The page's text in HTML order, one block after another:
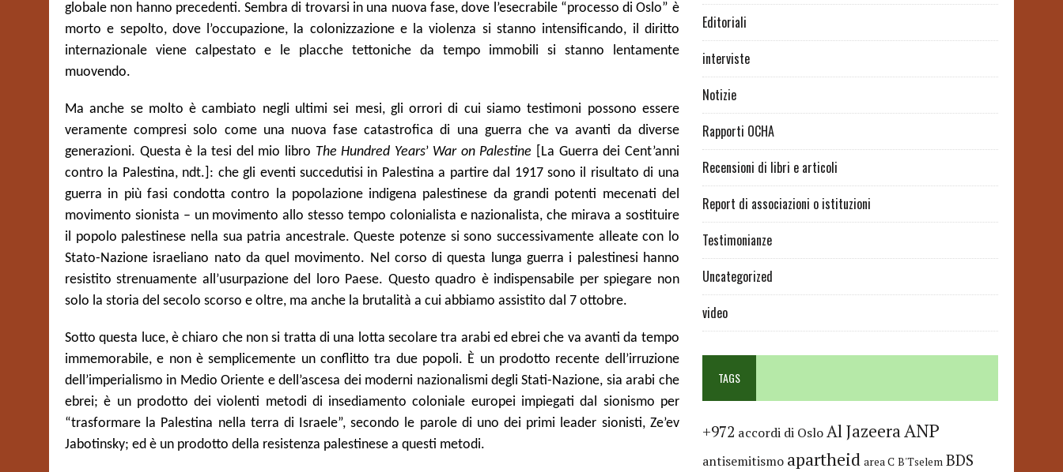
globale non hanno precedenti. Sembra di trovarsi in una nuova fase, dove l’esecrabile “processo di Oslo” è
morto e sepolto, dove l’occupazione, la colonizzazione e la violenza si stanno intensificando, il diritto
internazionale viene calpestato e le placche tettoniche da tempo immobili si stanno lentamente
muovendo.
Ma anche se molto è cambiato negli ultimi sei mesi, gli orrori di cui siamo testimoni possono essere
veramente compresi solo come una nuova fase catastrofica di una guerra che va avanti da diverse
generazioni. Questa è la tesi del mio libro The Hundred Years’ War on Palestine [La Guerra dei Cent’anni
contro la Palestina, ndt.]: che gli eventi succedutisi in Palestina a partire dal 1917 sono il risultato di una
guerra in più fasi condotta contro la popolazione indigena palestinese da grandi potenti mecenati del
movimento sionista – un movimento allo stesso tempo colonialista e nazionalista, che mirava a sostituire
il popolo palestinese nella sua patria ancestrale. Queste potenze si sono successivamente alleate con lo
Stato-Nazione israeliano nato da quel movimento. Nel corso di questa lunga guerra i palestinesi hanno
resistito strenuamente all’usurpazione del loro Paese. Questo quadro è indispensabile per spiegare non
solo la storia del secolo scorso e oltre, ma anche la brutalità a cui abbiamo assistito dal 7 ottobre.
Sotto questa luce, è chiaro che non si tratta di una lotta secolare tra arabi ed ebrei che va avanti da tempo
immemorabile, e non è semplicemente un conflitto tra due popoli. È un prodotto recente dell’irruzione
dell’imperialismo in Medio Oriente e dell’ascesa dei moderni nazionalismi degli Stati-Nazione, sia arabi che
ebrei; è un prodotto dei violenti metodi di insediamento coloniale europei impiegati dal sionismo per
“trasformare la Palestina nella terra di Israele”, secondo le parole di uno dei primi leader sionisti, Ze’ev
Jabotinsky; ed è un prodotto della resistenza palestinese a questi metodi.
Editoriali
interviste
Notizie
Rapporti OCHA
Recensioni di libri e articoli
Report di associazioni o istituzioni
Testimonianze
Uncategorized
video
TAGS
+972 accordi di OsloAl JazeeraANP
antisemitismo apartheid area C B'Tselem BDS